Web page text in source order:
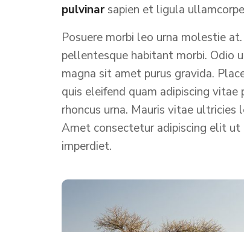
pulvinarsapien et ligula
Posuere morbi leo urna molestie
pellentesque habitant morbi. Odio
magna sit amet purus gravida.
quis eleifend quam adipiscing
rhoncus urna. Mauris vitae
Amet consectetur adipiscing elit
imperdiet.